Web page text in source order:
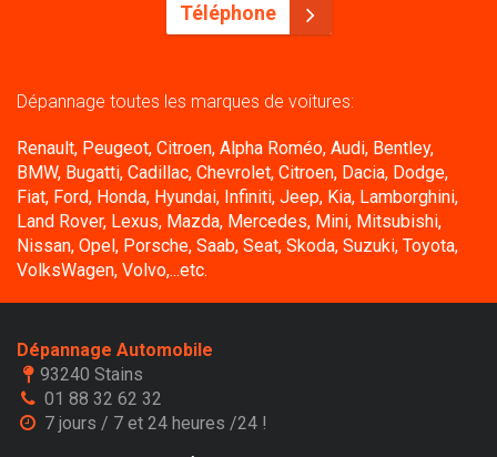
Téléphone
Dépannage toutes les marques de voitures:
Renault, Peugeot, Citroen, Alpha Roméo, Audi, Bentley,
BMW, Bugatti, Cadillac, Chevrolet, Citroen, Dacia, Dodge,
Fiat, Ford, Honda, Hyundai, Infiniti, Jeep, Kia, Lamborghini,
Land Rover, Lexus, Mazda, Mercedes, Mini, Mitsubishi,
Nissan, Opel, Porsche, Saab, Seat, Skoda, Suzuki, Toyota,
VolksWagen, Volvo,...etc.
Dépannage Automobile
93240 Stains
01 88 32 62 32
7 jours / 7 et 24 heures /24 !